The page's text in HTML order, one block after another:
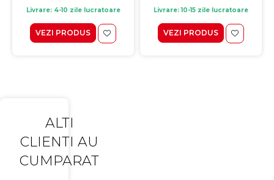
Livrare: 4-10 zile lucratoare
VEZI PRODUS
Livrare: 10-15 zile lucratoare
VEZI PRODUS
ALTI
CLIENTI AU
CUMPARAT